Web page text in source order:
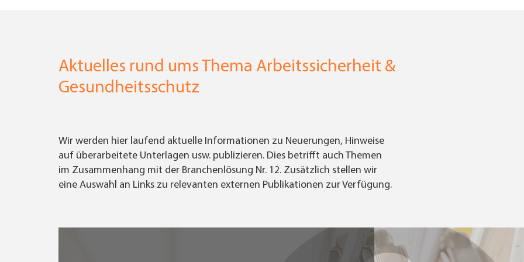
Aktuelles rund ums Thema Arbeitssicherheit &
Gesundheitsschutz
Wir werden hier laufend aktuelle Informationen zu Neuerungen, Hinweise
auf überarbeitete Unterlagen usw. publizieren. Dies betrifft auch Themen
im Zusammenhang mit der Branchenlösung Nr. 12. Zusätzlich stellen wir
eine Auswahl an Links zu relevanten externen Publikationen zur Verfügung.